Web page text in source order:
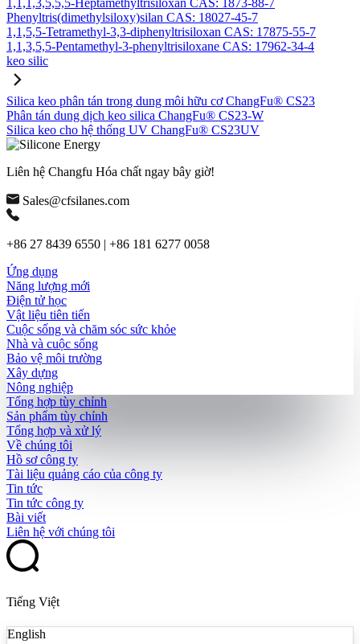
1,1,1,3,5,5,5-Heptamethyltrisiloxan CAS: 1873-88-7
Phenyltris(dimethylsiloxy)silan CAS: 18027-45-7
1,1,5,5-Tetramethyl-3,3-diphenyltrisiloxan CAS: 17875-55-7
1,1,3,5,5-Pentamethyl-3-phenyltrisiloxane CAS: 17962-34-4
keo silic
Silica keo phân tán trong dung môi hữu cơ ChangFu® CS23
Phân tán dung dịch keo silica ChangFu® CS23-W
Silica keo cho hệ thống UV ChangFu® CS23UV
Liên hệ Changfu Hóa chất ngay bây giờ!
Sales@cfsilanes.com
+86 27 8439 6550 | +86 181 6277 0058
Ứng dụng
Năng lượng mới
Điện tử học
Vật liệu tiên tiến
Cuộc sống và chăm sóc sức khỏe
Nhà và cuộc sống
Bảo vệ môi trường
Xây dựng
Nông nghiệp
Tổng hợp tùy chỉnh
Sản phẩm tùy chỉnh
Tổng hợp và xử lý
Về chúng tôi
Hồ sơ công ty
Tài liệu quảng cáo của công ty
Tin tức
Tin tức công ty
Bài viết
Liên hệ với chúng tôi
Tiếng Việt
English